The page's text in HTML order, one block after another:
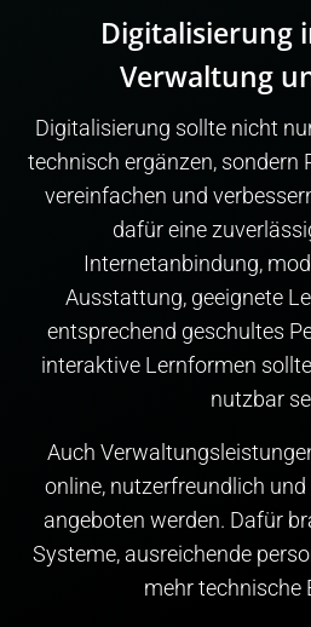
Digitalisierung
Verwaltung
Digitalisierung sollte nicht
technisch ergänzen, sondern
vereinfachen und
dafür eine
Internetanbindung,
Ausstattung, geeignete
entsprechend geschultes
interaktive Lernformen
nutzbar
Auch
online, nutzerfreundlich
angeboten werden. Dafür
Systeme, ausreichende
mehr technische